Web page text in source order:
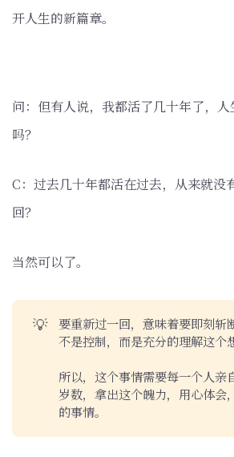
开人生的新篇章。
问：但有人说，我都活了几十年了，
吗？
C：过去几十年都活在过去，从来就没
回？
当然可以了。
💡
要重新过一回，意味着要即刻斩
不是控制，而是充分的理解这个
所以，这个事情需要每一个人亲
岁数，拿出这个魄力，用心体会
的事情。